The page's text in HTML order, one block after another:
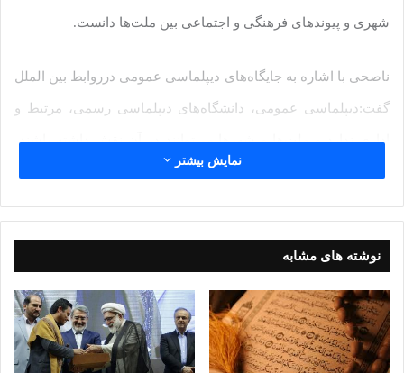
شهری و پیوندهای فرهنگی و اجتماعی بین ملت‌ها دانست.
ناصحی با اشاره به جایگاه‌های دیپلماسی عمومی درروابط بین الملل
گفت:دیپلماسی عمومی، دانشگاه‌های دیپلماسی رسمی، مرتبط و
اداری ندارد و ملت‌ها و شهرها می‌توانند در آن نقش داشته باشند،
بدون اینکه سیاست دولتی، روابط خود را تقویت کنند. از مهم‌ترین
از شکل‌های سیاسی باشد.
وی با تاکید بر شرایط خاص غزه و پیوندهای میان مردم در این منطقه
و ایران، افزود:از امروزغزه یکی از نقطه‌های مقاومت در جهان است،
نمایش بیشتر
نوشته های مشابه